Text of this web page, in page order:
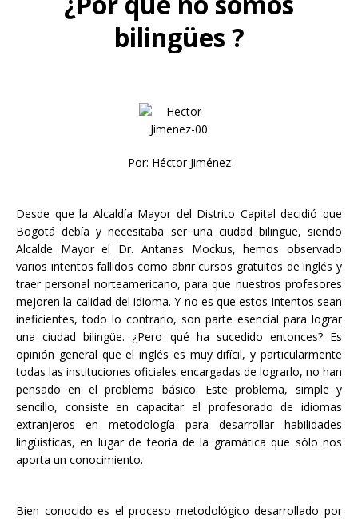
bilingües ?
Por: Héctor Jiménez
Desde que la Alcaldía Mayor del Distrito Capital decidió que
Bogotá debía y necesitaba ser una ciudad bilingüe, siendo
Alcalde Mayor el Dr. Antanas Mockus, hemos observado
varios intentos fallidos como abrir cursos gratuitos de inglés y
traer personal norteamericano, para que nuestros profesores
mejoren la calidad del idioma. Y no es que estos intentos sean
ineficientes, todo lo contrario, son parte esencial para lograr
una ciudad bilingüe. ¿Pero qué ha sucedido entonces? Es
opinión general que el inglés es muy difícil, y particularmente
todas las instituciones oficiales encargadas de lograrlo, no han
pensado en el problema básico. Este problema, simple y
sencillo, consiste en capacitar el profesorado de idiomas
extranjeros en metodología para desarrollar habilidades
lingüísticas, en lugar de teoría de la gramática que sólo nos
aporta un conocimiento.
Bien conocido es el proceso metodológico desarrollado por